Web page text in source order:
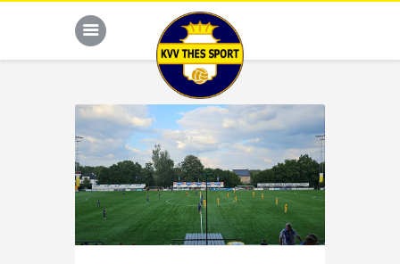
JONG THES
G-VOETBAL
JEUGD